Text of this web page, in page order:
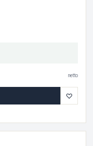
netto
♡